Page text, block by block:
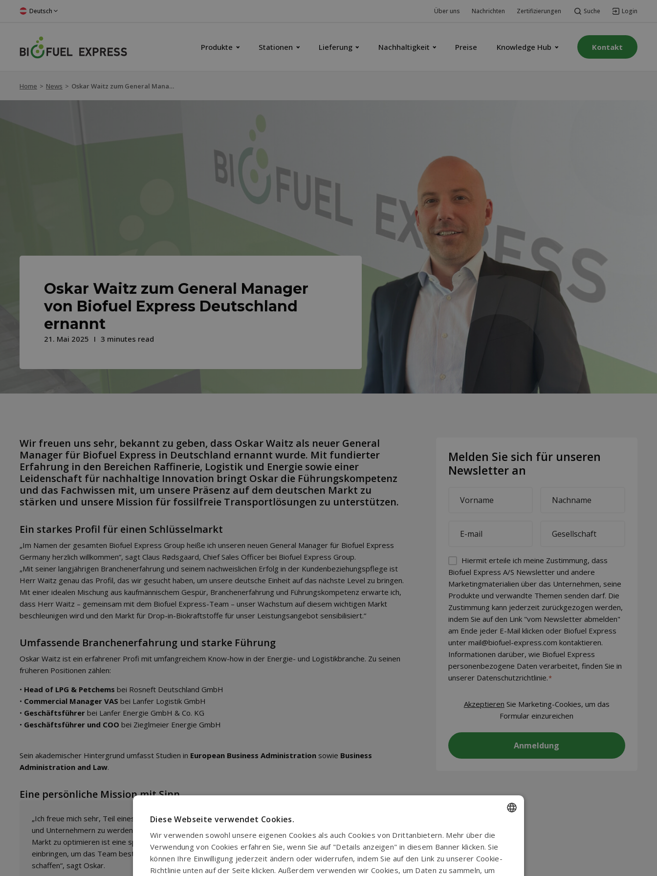
Deutsch Über uns Nachrichten Zertifizierungen Suche Login
Produkte Stationen Lieferung Nachhaltigkeit Preise Knowledge Hub Kontakt
Home > News > Oskar Waitz zum General Manager von Biofuel Express Deutschland ernannt
Oskar Waitz zum General Manager
von Biofuel Express Deutschland
ernannt
21. Mai 2025 3 minutes read
Wir freuen uns sehr, bekannt zu geben, dass Oskar Waitz als neuer General
Manager für Biofuel Express in Deutschland ernannt wurde. Mit fundierter
Erfahrung in den Bereichen Raffinerie, Logistik und Energie sowie einer
Leidenschaft für nachhaltige Innovation bringt Oskar die Führungskompetenz
und das Fachwissen mit, um unsere Präsenz auf dem deutschen Markt zu
stärken und unsere Mission für fossilfreie Transportlösungen zu unterstützen.
Ein starkes Profil für einen Schlüsselmarkt
„Im Namen der gesamten Biofuel Express Group heiße ich unseren neuen General Manager für Biofuel Express
Germany herzlich willkommen“, sagt Claus Rødsgaard, Chief Sales Officer bei Biofuel Express Group.
„Mit seiner langjährigen Branchenerfahrung und seinem nachweislichen Erfolg in der Kundenbeziehungspflege ist
Herr Waitz genau das Profil, das wir gesucht haben, um unsere deutsche Einheit auf das nächste Level zu bringen.
Mit einer idealen Mischung aus kaufmännischem Gespür, Branchenerfahrung und Führungskompetenz erwarte ich,
dass Herr Waitz – gemeinsam mit dem Biofuel Express-Team – unser Wachstum auf diesem wichtigen Markt
beschleunigen wird und den Markt für Drop-in-Biokraftstoffe für unser Leistungsangebot sensibilisiert.“
Umfassende Branchenerfahrung und starke Führung
Oskar Waitz ist ein erfahrener Profi mit umfangreichem Know-how in der Energie- und Logistikbranche. Zu seinen
früheren Positionen zählen:
• Head of LPG & Petchems bei Rosneft Deutschland GmbH
• Commercial Manager VAS bei Lanfer Logistik GmbH
• Geschäftsführer bei Lanfer Energie GmbH & Co. KG
• Geschäftsführer und COO bei Zieglmeier Energie GmbH
Sein akademischer Hintergrund umfasst Studien in European Business Administration sowie Business
Administration and Law.
Eine persönliche Mission mit Sinn
„Ich freue mich sehr, Teil eines starken internationalen Teams mit großartigen Experten, Führungskräften
und Unternehmern zu werden. Eine Organisation aufzubauen und Geschäftsprozesse auf dem deutschen
Markt zu optimieren ist eine spannende Herausforderung. Ich werde all meine Energie und Erfahrung
einbringen, um das Team bestmöglich zu unterstützen und die Grundlagen für nachhaltigen Erfolg zu
schaffen“, sagt Oskar.
Melden Sie sich für unseren
Newsletter an
name
name
mail
Permission
(visible)
*
Hiermit erteile ich meine Zustimmung, dass
Biofuel Express A/S Newsletter und andere
Marketingmaterialien über das Unternehmen, seine
Produkte und verwandte Themen senden darf. Die
Zustimmung kann jederzeit zurückgezogen werden,
indem Sie auf den Link "vom Newsletter abmelden"
am Ende jeder E-Mail klicken oder Biofuel Express
unter mail@biofuel-express.com kontaktieren.
Informationen darüber, wie Biofuel Express
personenbezogene Daten verarbeitet, finden Sie in
unserer Datenschutzrichtlinie.*
Akzeptieren Sie Marketing-Cookies, um das
Formular einzureichen
ENGLISH
DANISH
Diese Webseite verwendet Cookies.
Wir verwenden sowohl unsere eigenen Cookies als auch Cookies von Drittanbietern. Mehr über die
Verwendung von Cookies erfahren Sie, wenn Sie auf "Details anzeigen" in diesem Banner klicken. Sie
können Ihre Einwilligung jederzeit ändern oder widerrufen, indem Sie auf den Link zu unserer Cookie-
Richtlinie unten auf der Seite klicken. Außerdem verwenden wir Cookies, um Daten zu sammeln, um